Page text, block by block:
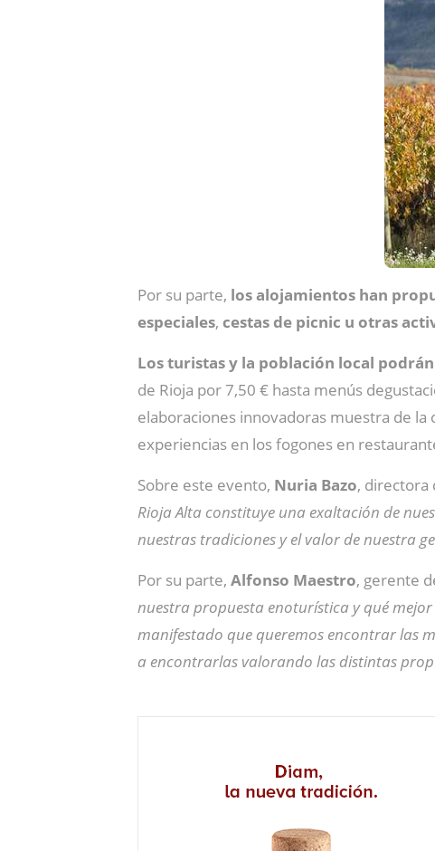
Por su parte, los alojamientos han
especiales, cestas de picnic u otras
Los turistas y la población local
de Rioja por 7,50 € hasta menús
elaboraciones innovadoras muestra de
experiencias en los fogones en
Sobre este evento, Nuria Bazo, directora
Rioja Alta constituye una exaltación de
nuestras tradiciones y el valor de nuestra
Por su parte, Alfonso Maestro, gerente
nuestra propuesta enoturística y qué
manifestado que queremos encontrar las
a encontrarlas valorando las distintas